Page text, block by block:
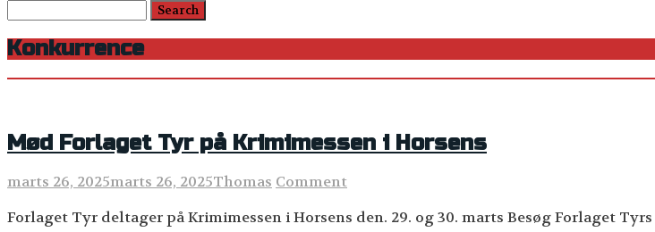
Konkurrence
Mød Forlaget Tyr på Krimimessen i Horsens
marts 26, 2025marts 26, 2025Thomas Comment
Forlaget Tyr deltager på Krimimessen i Horsens den. 29. og 30. marts Besøg Forlaget